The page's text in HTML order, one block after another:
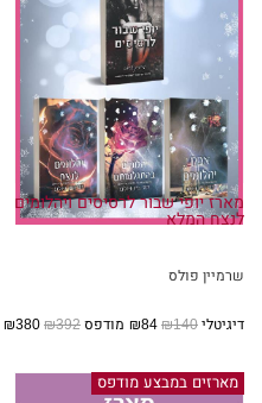
מארז יופי שבור לרסיסים ויהלומים
לנצח המלא
שרמיין פולס
דיגיטלי₪140 מודפס₪392
מארזים במבצע מודפס